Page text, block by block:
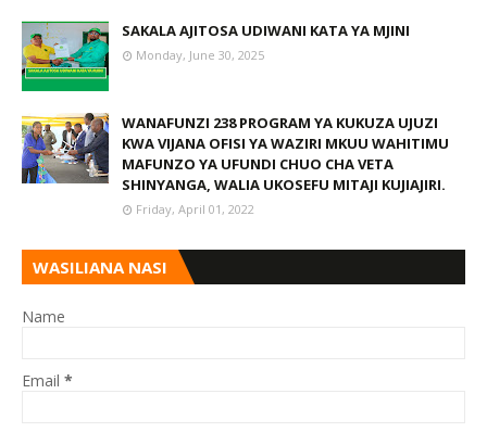
SAKALA AJITOSA UDIWANI KATA YA MJINI
Monday, June 30, 2025
WANAFUNZI 238 PROGRAM YA KUKUZA UJUZI
KWA VIJANA OFISI YA WAZIRI MKUU WAHITIMU
MAFUNZO YA UFUNDI CHUO CHA VETA
SHINYANGA, WALIA UKOSEFU MITAJI KUJIAJIRI.
Friday, April 01, 2022
WASILIANA NASI
Name
Email *